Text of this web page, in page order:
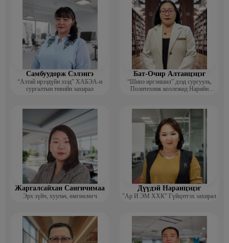
Самбуудорж Сэлэнгэ
“Азтай ирээдүйн эзэд” ХАБЭА-н
сургалтын төвийн захирал
Бат-Очир Алтанцэцэг
“Шинэ иргэншил” дээд сургууль,
Политехник коллежид Нарийн
багш
Жаргалсайхан Сангичимаа
Эрх зүйч, хуульч, өмгөөлөгч
Дүүдэй Наранцэцэг
"Ар И ЭМ ХХК" Гүйцэтгэх захирал